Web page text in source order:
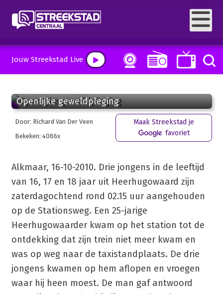
Jouw Streekstad Live
Openlijke geweldpleging
Door: Richard Van Der Veen
Bekeken: 4086x
Maak Streekstad je
favoriet
Alkmaar, 16-10-2010. Drie jongens in de leeftijd
van 16, 17 en 18 jaar uit Heerhugowaard zijn
zaterdagochtend rond 02.15 uur aangehouden
op de Stationsweg. Een 25-jarige
Heerhugowaarder kwam op het station tot de
ontdekking dat zijn trein niet meer kwam en
was op weg naar de taxistandplaats. De drie
jongens kwamen op hem aflopen en vroegen
waar hij heen moest. De man gaf antwoord